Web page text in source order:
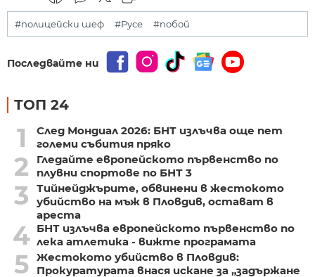
#полицейски шеф #Русе #побой
Последвайте ни
ТОП 24
1
След Мондиал 2026: БНТ излъчва още пет
големи събития пряко
2
Гледайте европейското първенство по
плувни спортове по БНТ 3
3
Тийнейджърите, обвинени в жестокото
убийство на мъж в Пловдив, остават в
ареста
4 БНТ излъчва европейското първенство по
лека атлетика - вижте програмата
5 Жестокото убийство в Пловдив:
Прокуратурата внася искане за „задържане